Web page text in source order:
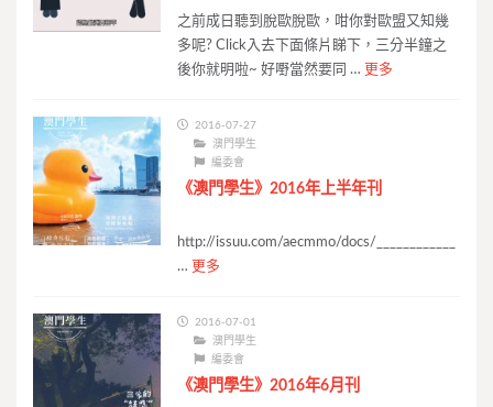
之前成日聽到脫歐脫歐，咁你對歐盟又知幾
多呢? Click入去下面條片睇下，三分半鐘之
後你就明啦~ 好嘢當然要同 … 更多
2016-07-27
澳門學生
編委會
《澳門學生》2016年上半年刊
http://issuu.com/aecmmo/docs/____________
… 更多
2016-07-01
澳門學生
編委會
《澳門學生》2016年6月刊